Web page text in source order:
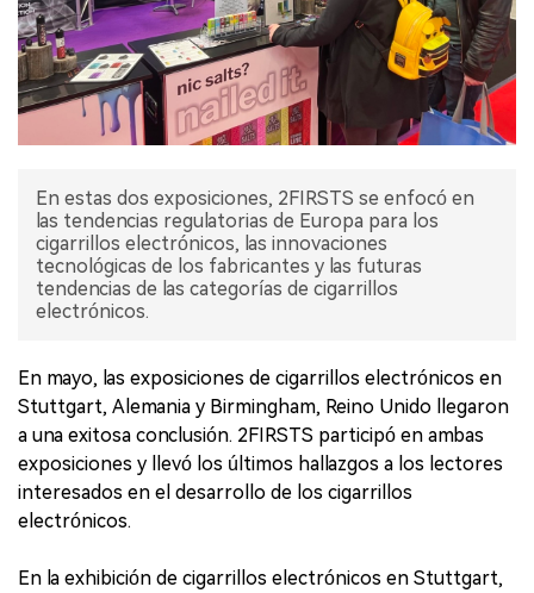
En estas dos exposiciones, 2FIRSTS se enfocó en
las tendencias regulatorias de Europa para los
cigarrillos electrónicos, las innovaciones
tecnológicas de los fabricantes y las futuras
tendencias de las categorías de cigarrillos
electrónicos.
En mayo, las exposiciones de cigarrillos electrónicos en
Stuttgart, Alemania y Birmingham, Reino Unido llegaron
a una exitosa conclusión. 2FIRSTS participó en ambas
exposiciones y llevó los últimos hallazgos a los lectores
interesados en el desarrollo de los cigarrillos
electrónicos.
En la exhibición de cigarrillos electrónicos en Stuttgart,